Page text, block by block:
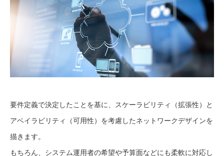
要件定義で決定したことを基に、スケーラビリティ（拡張性）と
アベイラビリティ（可用性）を考慮したネットワークデザインを
描きます。
もちろん、システム運用者の希望や予算面などにも柔軟に対応し